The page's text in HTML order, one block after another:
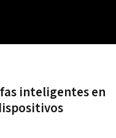
inteligentes en